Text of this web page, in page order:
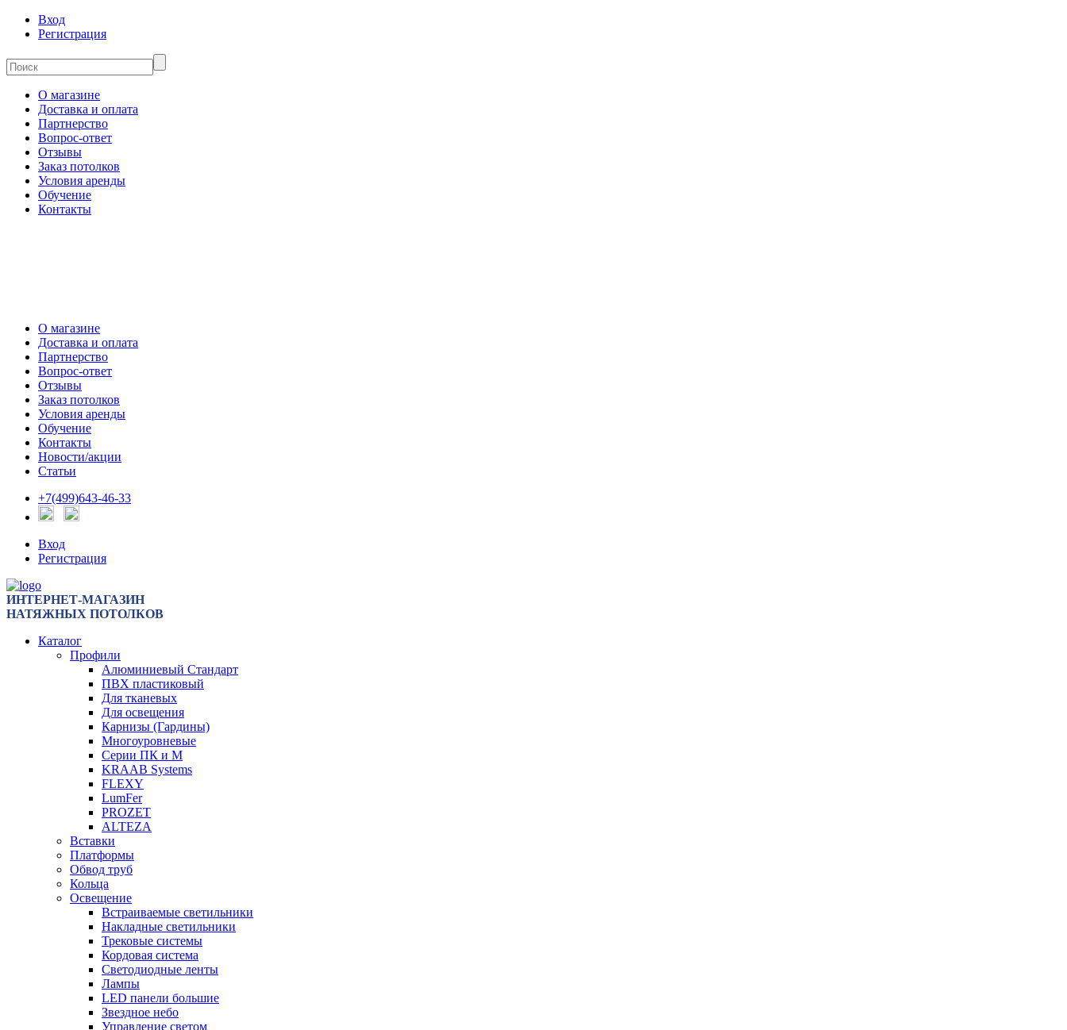
Вход
Регистрация
О магазине
Доставка и оплата
Партнерство
Вопрос-ответ
Отзывы
Заказ потолков
Условия аренды
Обучение
Контакты
О магазине
Доставка и оплата
Партнерство
Вопрос-ответ
Отзывы
Заказ потолков
Условия аренды
Обучение
Контакты
Новости/акции
Статьи
+7(499)643-46-33
Вход
Регистрация
ИНТЕРНЕТ-МАГАЗИН
НАТЯЖНЫХ ПОТОЛКОВ
Каталог
Профили
Алюминиевый Стандарт
ПВХ пластиковый
Для тканевых
Для освещения
Карнизы (Гардины)
Многоуровневые
Серии ПК и М
KRAAB Systems
FLEXY
LumFer
PROZET
ALTEZA
Вставки
Платформы
Обвод труб
Кольца
Освещение
Встраиваемые светильники
Накладные светильники
Трековые системы
Кордовая система
Светодиодные ленты
Лампы
LED панели большие
Звездное небо
Управление светом